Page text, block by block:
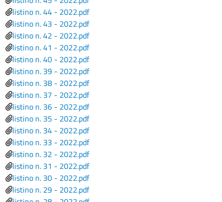
File
listino n. 44 - 2022.pdf
File
listino n. 43 - 2022.pdf
File
listino n. 42 - 2022.pdf
File
listino n. 41 - 2022.pdf
File
listino n. 40 - 2022.pdf
File
listino n. 39 - 2022.pdf
File
listino n. 38 - 2022.pdf
File
listino n. 37 - 2022.pdf
File
listino n. 36 - 2022.pdf
File
listino n. 35 - 2022.pdf
File
listino n. 34 - 2022.pdf
File
listino n. 33 - 2022.pdf
File
listino n. 32 - 2022.pdf
File
listino n. 31 - 2022.pdf
File
listino n. 30 - 2022.pdf
File
listino n. 29 - 2022.pdf